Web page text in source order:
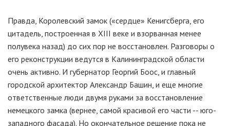
Правда, Королевский замок («сердце» Кенигсберга, его
цитадель, построенная в XIII веке и взорванная менее
полувека назад) до сих пор не восстановлен. Разговоры о
его реконструкции ведутся в Калининградской области
очень активно. И губернатор Георгий Боос, и главный
городской архитектор Александр Башин, и еще многие
ответственные люди двумя руками за восстановление
немецкого замка (вернее, самой красивой его части -- юго-
западного фасада). Но окончательное решение пока не